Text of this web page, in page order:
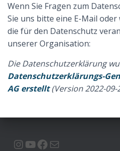
Wenn Sie Fragen zum
Sie uns bitte eine E-Mail
die für den Datenschutz
unserer Organisation:
Die Datenschutzerklärung
Datenschutzerklärungs-
AG erstellt(Version 2022-09-
INSTAGRAM YOUTUBE FACEBOOK